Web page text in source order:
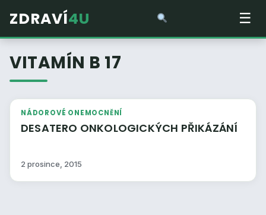
ZDRAVÍ4U ☰
VITAMÍN B 17
NÁDOROVÉ ONEMOCNĚNÍ
DESATERO ONKOLOGICKÝCH PŘIKÁZÁNÍ
2 prosince, 2015